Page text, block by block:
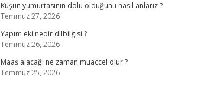
Kuşun yumurtasının dolu olduğunu nasıl anlarız ?
Temmuz 27, 2026
Yapım eki nedir dilbilgisi ?
Temmuz 26, 2026
Maaş alacağı ne zaman muaccel olur ?
Temmuz 25, 2026